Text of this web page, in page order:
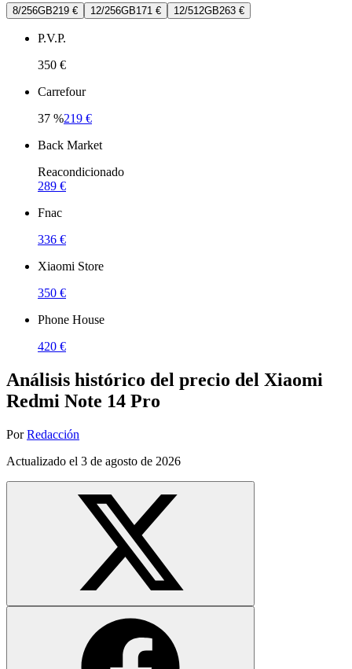
8/256GB219 € 12/256GB171 € 12/512GB263 €
P.V.P.
350 €
Carrefour
37 %219 €
Back Market
Reacondicionado
289 €
Fnac
336 €
Xiaomi Store
350 €
Phone House
420 €
Análisis histórico del precio del Xiaomi
Redmi Note 14 Pro
Por Redacción
Actualizado el 3 de agosto de 2026